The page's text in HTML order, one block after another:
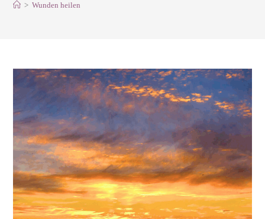
> Wunden heilen